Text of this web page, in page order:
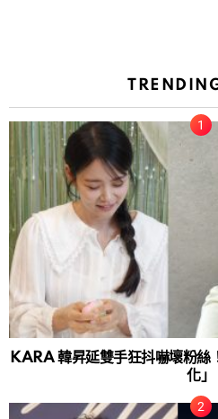
KARA 韓昇延雙手狂抖嚇壞粉絲
化」